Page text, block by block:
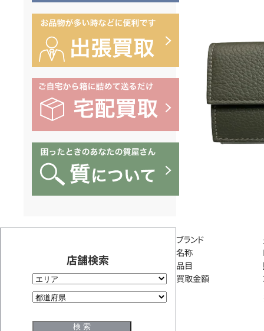
店舗検索
ブランド
名称
品目
買取金額